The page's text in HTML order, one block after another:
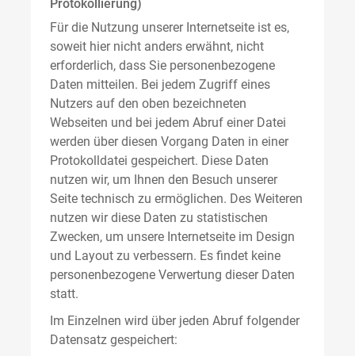
Protokollierung)
Für die Nutzung unserer Internetseite ist es,
soweit hier nicht anders erwähnt, nicht
erforderlich, dass Sie personenbezogene
Daten mitteilen. Bei jedem Zugriff eines
Nutzers auf den oben bezeichneten
Webseiten und bei jedem Abruf einer Datei
werden über diesen Vorgang Daten in einer
Protokolldatei gespeichert. Diese Daten
nutzen wir, um Ihnen den Besuch unserer
Seite technisch zu ermöglichen. Des Weiteren
nutzen wir diese Daten zu statistischen
Zwecken, um unsere Internetseite im Design
und Layout zu verbessern. Es findet keine
personenbezogene Verwertung dieser Daten
statt.
Im Einzelnen wird über jeden Abruf folgender
Datensatz gespeichert: